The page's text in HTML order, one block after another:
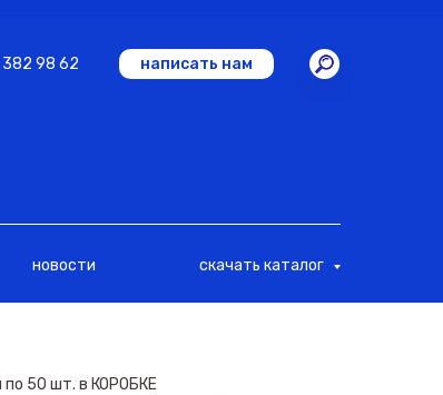
написать нам
98 62
новости скачать каталог
50 шт. в КОРОБКЕ